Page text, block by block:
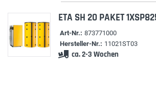
ETA SH 20 PAKET
Art-Nr.: 873771000
Hersteller-Nr.: 11021ST03
ca. 2-3 Wochen